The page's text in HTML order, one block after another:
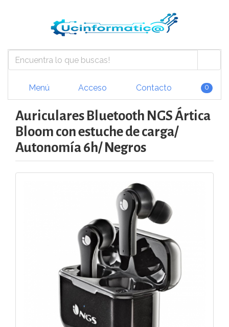
Menú Acceso Contacto 0
Auriculares Bluetooth NGS Ártica
Bloom con estuche de carga/
Autonomía 6h/ Negros